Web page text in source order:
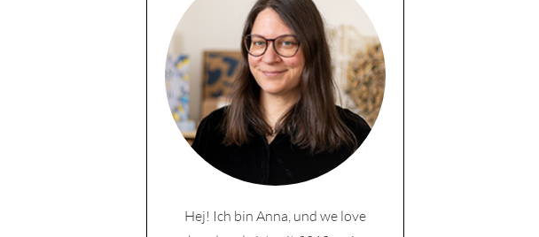
Hej! Ich bin Anna, und we love